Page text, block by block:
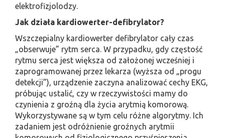
elektrofizjolodzy.
Jak działa kardiowerter-defibrylator?
Wszczepialny kardiowerter defibrylator cały czas
„obserwuje” rytm serca. W przypadku, gdy częstość
rytmu serca jest większa od założonej wcześniej i
zaprogramowanej przez lekarza (wyższa od „progu
detekcji”), urządzenie zaczyna analizować cechy EKG,
próbując ustalić, czy w rzeczywistości mamy do
czynienia z groźną dla życia arytmią komorową.
Wykorzystywane są w tym celu różne algorytmy. Ich
zadaniem jest odróżnienie groźnych arytmii